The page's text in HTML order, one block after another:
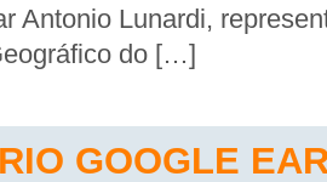
Antonio Lunardi,
do […]
GOOGLE